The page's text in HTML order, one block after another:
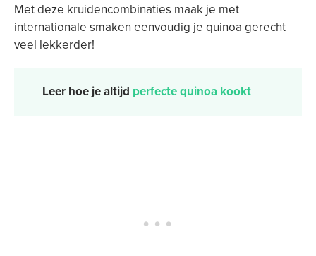
Met deze kruidencombinaties maak je met
internationale smaken eenvoudig je quinoa gerecht
veel lekkerder!
Leer hoe je altijd perfecte quinoa kookt